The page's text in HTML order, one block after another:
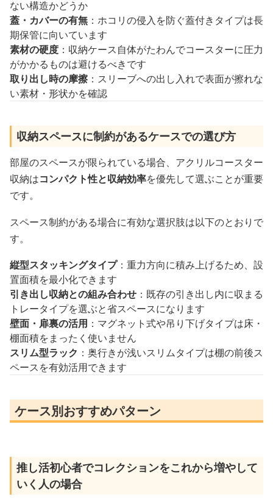
ない構造かどうか
蓋・カバーの有無 ：ホコリの侵入を防ぐ蓋付きタイプは長
期保管に向いています
素材の硬度 ：収納ケース自体がたわんでコースターに圧力
がかかるものは避けるべきです
取り出し時の摩擦 ：スリーブへの出し入れで表面が擦れな
い素材・形状かを確認
収納スペースに制約があるケースでの選び方
部屋のスペースが限られている場合、アクリルコースター
収納はコンパクト性と収納効率を優先して選ぶことが重要
です。
スペース制約がある場合に有効な選択肢は以下のとおりで
す。
縦型スタッキングタイプ：重力方向に積み上げるため、設
置面積を最小化できます
引き出し収納との組み合わせ ：既存の引き出し内に収まる
トレータイプを選ぶと省スペースになります
壁面・扉裏の活用 ：マグネット式や吊り下げタイプは床・
棚面積をまったく使いません
スリム型ラック ：奥行きが浅いスリムタイプは棚の前後ス
ペースを有効活用できます
ケース別おすすめパターン
推し活初心者でコレクションをこれから増やして
いく人の場合